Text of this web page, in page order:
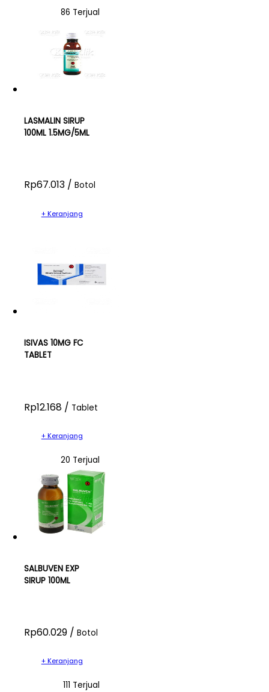
86 Terjual
LASMALIN SIRUP
100ML 1.5MG/5ML
Rp67.013 / Botol
+ Keranjang
ISIVAS 10MG FC
TABLET
Rp12.168 / Tablet
+ Keranjang
20 Terjual
SALBUVEN EXP
SIRUP 100ML
Rp60.029 / Botol
+ Keranjang
111 Terjual